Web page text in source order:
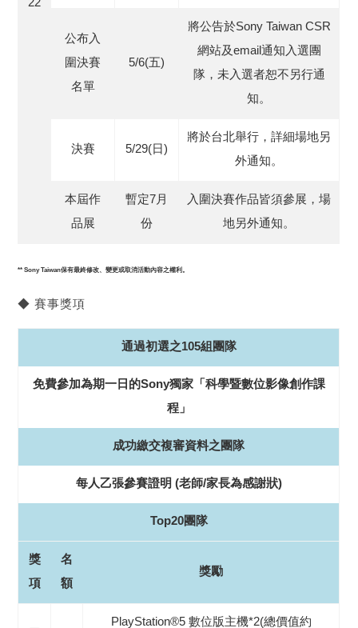
公布入
圍決賽
名單
5/6(五)
將公告於Sony Taiwan CSR
網站及email通知入選團
隊，未入選者恕不另行通
知。
決賽 5/29(日)
將於台北舉行，詳細場地另
外通知。
本屆作
品展
暫定7月
份
入圍決賽作品皆須參展，場
地另外通知。
** Sony Taiwan保有最終修改、變更或取消活動內容之權利。
◆ 賽事獎項
通過初選之105組團隊
免費參加為期一日的Sony獨家「科學暨數位影像創作課
程」
成功繳交複審資料之團隊
每人乙張參賽證明 (老師/家長為感謝狀)
Top20團隊
獎
項
名
額
獎勵
PlayStation®5 數位版主機*2(總價值約